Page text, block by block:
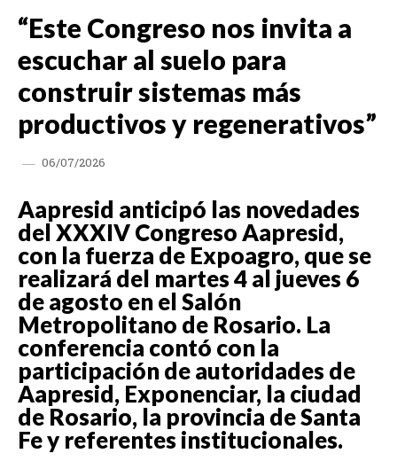
“Este Congreso nos invita a
escuchar al suelo para
construir sistemas más
productivos y regenerativos”
06/07/2026
Aapresid anticipó las novedades
del XXXIV Congreso Aapresid,
con la fuerza de Expoagro, que se
realizará del martes 4 al jueves 6
de agosto en el Salón
Metropolitano de Rosario. La
conferencia contó con la
participación de autoridades de
Aapresid, Exponenciar, la ciudad
de Rosario, la provincia de Santa
Fe y referentes institucionales.